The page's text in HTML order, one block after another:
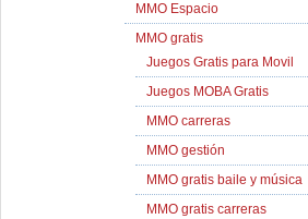
MMO Espacio
MMO gratis
Juegos Gratis para Movil
Juegos MOBA Gratis
MMO carreras
MMO gestión
MMO gratis baile y música
MMO gratis carreras